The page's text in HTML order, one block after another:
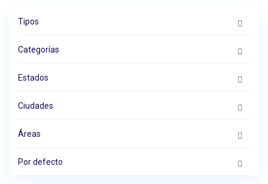
Tipos
Categorías
Estados
Ciudades
Áreas
Por defecto